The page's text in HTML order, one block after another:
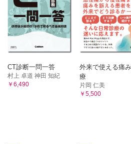
CT診断一問一答
村上 卓道 神田 知紀
￥6,490
外来で使える痛
療
片岡 仁美
￥5,500